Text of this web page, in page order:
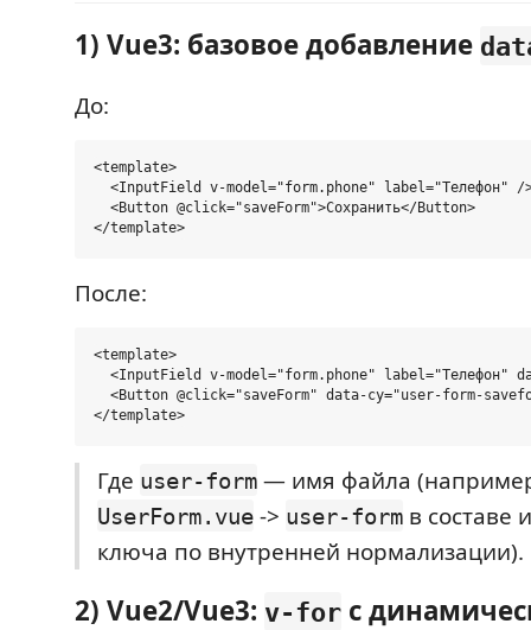
1) Vue3: базовое добавление
До:
<template>
<InputField v-model="form.phone" label="Телефон" /
  <Button @click="saveForm">Сохранить</Button>
После:
<template>
<InputField v-model="form.phone" label="Телефон"
<Button @click="saveForm" data-cy="user-form-
Где user-form — имя файла
UserForm.vue -> user-form в составе
ключа по внутренней нормализации).
2) Vue2/Vue3: v-for с